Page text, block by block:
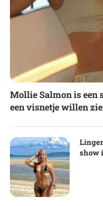
Mollie Salmon is een
een visnetje willen
show